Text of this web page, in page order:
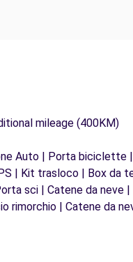
mileage (400KM)
Auto | Porta biciclette
| Kit trasloco | Box da
sci | Catene da neve |
rimorchio | Catene da